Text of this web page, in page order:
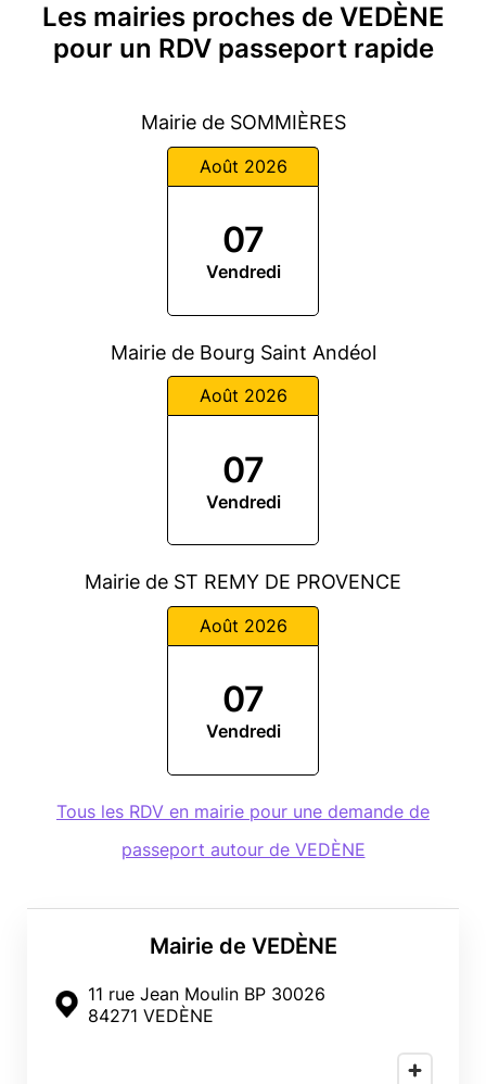
Mairie de VEDÈNE
11 rue Jean Moulin BP 30026
84271 VEDÈNE
Les mairies proches de VEDÈNE
pour un RDV passeport rapide
Mairie de SOMMIÈRES
Août 2026
07
Vendredi
Mairie de Bourg Saint Andéol
Août 2026
07
Vendredi
Mairie de ST REMY DE PROVENCE
Août 2026
07
Vendredi
Tous les RDV en mairie pour une demande de
passeport autour de VEDÈNE